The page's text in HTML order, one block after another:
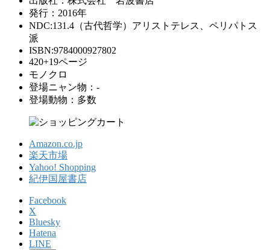
発行：2016年
NDC:131.4（古代哲学）アリストテレス、ペリパトス
派
ISBN:9784000927802
420+19ページ
モノクロ
登場ニャン物：-
登場動物：多数
Amazon.co.jp
楽天市場
Yahoo! Shopping
紀伊国屋書店
Facebook
X
Bluesky
Hatena
LINE